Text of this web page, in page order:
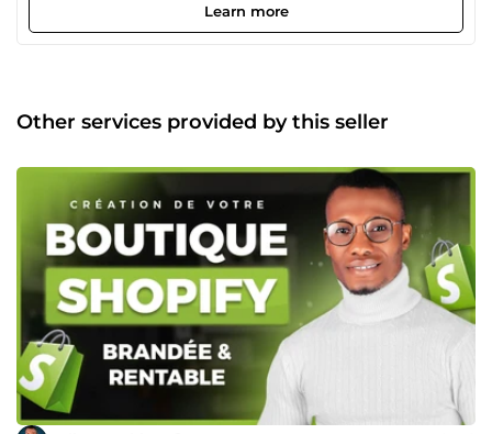
de 5 ans d’expérience dans la création de boutiques e-
commerce sur mesure, je propose un service complet pour
e-commerce. Ensemble, nous créons des boutiques
Shopify et des tunnels de ventes non seulement belles,
vos ventes. Nos atouts : ➡️ Conception et développement
Shopify sur mesure : chaque boutique est unique, faite
pour refléter votre marque et répondre à vos besoins
spécifiques. ➡️ Optimisation des ventes et des conversions
: votre boutique ne sera pas seulement esthétique, elle
sera aussi rentable. ➡️ Stratégie e-commerce complète :
analyse de niche, SEO, marketing – tout ce qu’il faut pour
que votre boutique performe. ➡️ Personnalisation des
thèmes et intégration d’applications Shopify : nous
exploitons les meilleurs outils Shopify pour booster vos
performances. Pourquoi choisir Ecom_king ? 🎯 J’ai créé
Ecom_king pour m’entourer des meilleurs talents du e-
commerce, chacun expert dans son domaine. En
Learn more
Other services provided by this seller